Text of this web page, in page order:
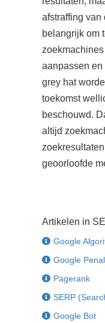
afstraffing van
belangrijk om
aanpassen
grey hat
toekomst
beschouwd.
altijd
geoorloofde
Artikelen in
Google
Google
Pagerank
SERP
Google Bot